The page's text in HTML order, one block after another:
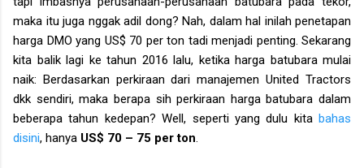
maka itu juga nggak adil dong? Nah, dalam hal inilah penetapan
harga DMO yang US$ 70 per ton tadi menjadi penting. Sekarang
kita balik lagi ke tahun 2016 lalu, ketika harga batubara mulai
naik: Berdasarkan perkiraan dari manajemen United Tractors
dkk sendiri, maka berapa sih perkiraan harga batubara dalam
beberapa tahun kedepan? Well, seperti yang dulu kita bahas
disini, hanya US$ 70 – 75 per ton